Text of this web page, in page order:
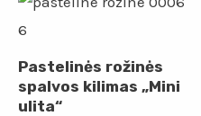
Pastelinės rožinės
spalvos kilimas „Mini
ulita“